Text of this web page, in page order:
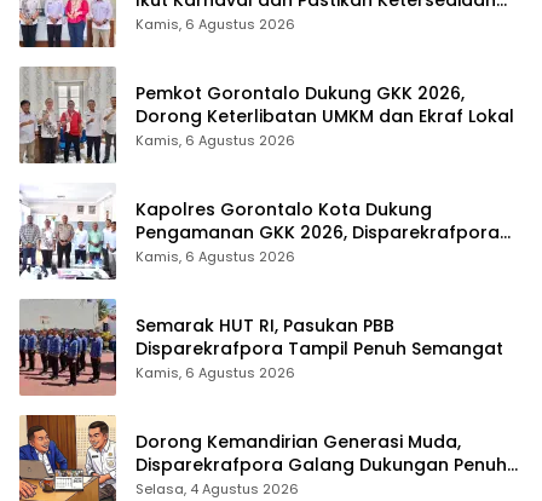
Listrik
Kamis, 6 Agustus 2026
Pemkot Gorontalo Dukung GKK 2026,
Dorong Keterlibatan UMKM dan Ekraf Lokal
Kamis, 6 Agustus 2026
Kapolres Gorontalo Kota Dukung
Pengamanan GKK 2026, Disparekrafpora
Perkuat Sinergi Lintas Sektor
Kamis, 6 Agustus 2026
Semarak HUT RI, Pasukan PBB
Disparekrafpora Tampil Penuh Semangat
Kamis, 6 Agustus 2026
Dorong Kemandirian Generasi Muda,
Disparekrafpora Galang Dukungan Penuh
Para Aleg Deprov
Selasa, 4 Agustus 2026